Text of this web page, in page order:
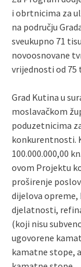
i obrtnicima za
na području
sveukupno 71
novoosnovane
vrijednosti od 75
Grad Kutina u
moslavačkom
poduzetnicima
konkurentnosti.
100.000.000,00
ovom Projektu
proširenje
dijelova opreme,
djelatnosti,
(koji nisu
ugovorene
kamatne stope,